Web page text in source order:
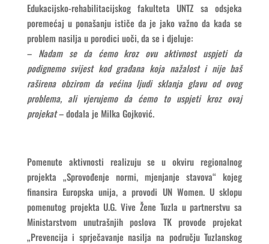
Edukacijsko-rehabilitacijskog fakulteta UNTZ sa odsjeka
poremećaj u ponašanju ističe da je jako važno da kada se
problem nasilja u porodici uoči, da se i djeluje:
– Nadam se da ćemo kroz ovu aktivnost uspjeti da
podignemo svijest kod građana koja nažalost i nije baš
raširena obzirom da većina ljudi sklanja glavu od ovog
problema, ali vjerujemo da ćemo to uspjeti kroz ovaj
projekat– dodala je Milka Gojković.
Pomenute aktivnosti realizuju se u okviru regionalnog
projekta „Sprovođenje normi, mjenjanje stavova“ kojeg
finansira Europska unija, a provodi UN Women. U sklopu
pomenutog projekta U.G. Vive Žene Tuzla u partnerstvu sa
Ministarstvom unutrašnjih poslova TK provode projekat
„Prevencija i sprječavanje nasilja na području Tuzlanskog